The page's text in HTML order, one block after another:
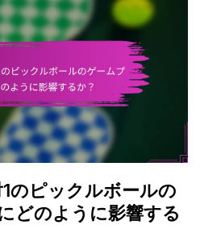
のピックルボールの
どのように影響する